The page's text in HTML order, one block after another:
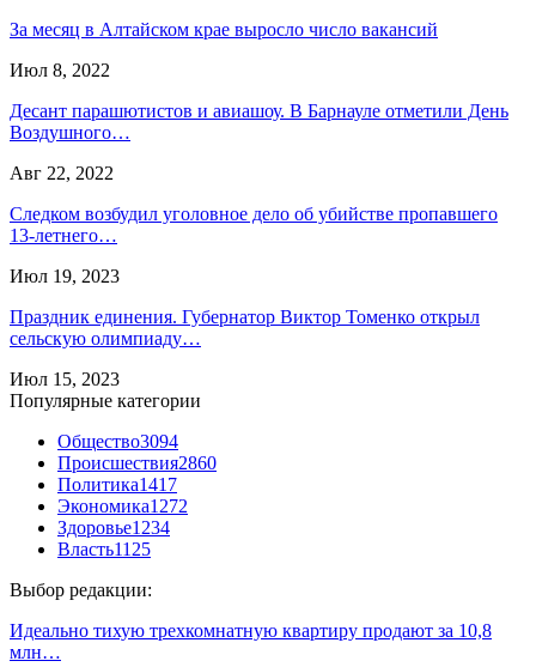
За месяц в Алтайском крае выросло число вакансий
Июл 8, 2022
Десант парашютистов и авиашоу. В Барнауле отметили День
Воздушного…
Авг 22, 2022
Следком возбудил уголовное дело об убийстве пропавшего
13-летнего…
Июл 19, 2023
Праздник единения. Губернатор Виктор Томенко открыл
сельскую олимпиаду…
Июл 15, 2023
Популярные категории
Общество3094
Происшествия2860
Политика1417
Экономика1272
Здоровье1234
Власть1125
Выбор редакции:
Идеально тихую трехкомнатную квартиру продают за 10,8
млн…